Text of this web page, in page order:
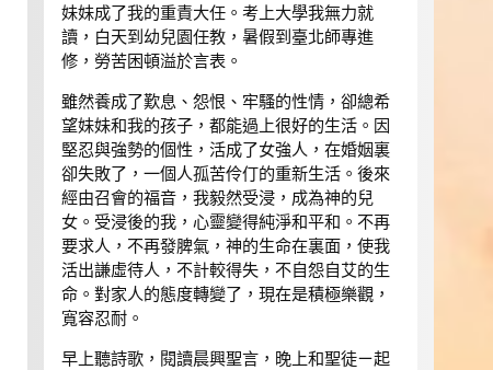
妹妹成了我的重責大任。考上大學我無力就
讀，白天到幼兒園任教，暑假到臺北師專進
修，勞苦困頓溢於言表。
雖然養成了歎息、怨恨、牢騷的性情，卻總希
望妹妹和我的孩子，都能過上很好的生活。因
堅忍與強勢的個性，活成了女強人，在婚姻裏
卻失敗了，一個人孤苦伶仃的重新生活。後來
經由召會的福音，我毅然受浸，成為神的兒
女。受浸後的我，心靈變得純淨和平和。不再
要求人，不再發脾氣，神的生命在裏面，使我
活出謙虛待人，不計較得失，不自怨自艾的生
命。對家人的態度轉變了，現在是積極樂觀，
寬容忍耐。
早上聽詩歌，閱讀晨興聖言，晚上和聖徒ㄧ起